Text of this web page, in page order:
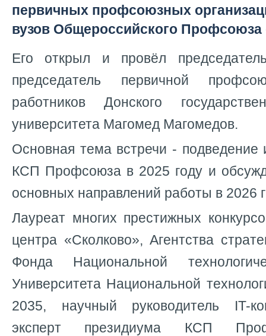
первичных профсоюзных
вузов Общероссийского Профсоюза
Его открыл и провёл
председатель первичной
работников Донского
университета Магомед Магомедов.
Основная тема встречи - подведение
КСП Профсоюза в 2025 году и
основных направлений работы в 2026
Лауреат многих престижных
центра «Сколково», Агентства
Фонда Национальной
Университета Национальной
2035, научный руководитель IT-
эксперт президиума КСП